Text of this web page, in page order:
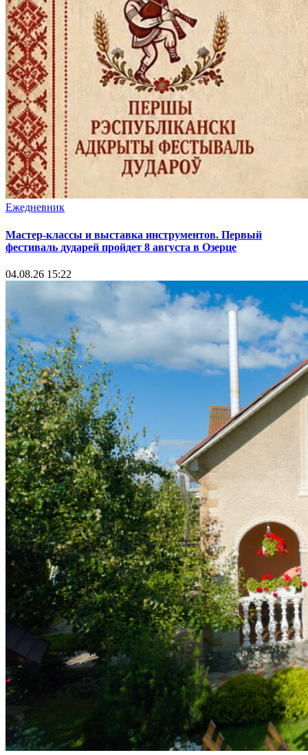
Ежедневник
Мастер-классы и выставка инструментов. Первый
фестиваль дударей пройдет 8 августа в Озерце
04.08.26 15:22